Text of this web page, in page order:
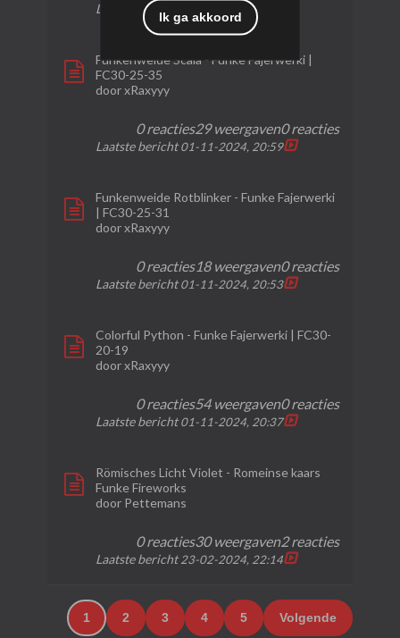
Laatste bericht 01-11-2024, 21:01
Funkenweide Scala - Funke Fajerwerki |
FC30-25-35
doorxRaxyyy
0 reacties29 weergaven0 reacties
Laatste bericht 01-11-2024, 20:59
Funkenweide Rotblinker - Funke Fajerwerki
| FC30-25-31
doorxRaxyyy
0 reacties18 weergaven0 reacties
Laatste bericht 01-11-2024, 20:53
Colorful Python - Funke Fajerwerki | FC30-
20-19
doorxRaxyyy
0 reacties54 weergaven0 reacties
Laatste bericht 01-11-2024, 20:37
Römisches Licht Violet - Romeinse kaars
Funke Fireworks
door Pettemans
0 reacties30 weergaven2 reacties
Laatste bericht 23-02-2024, 22:14
1 2 3 4 5 Volgende
Ik ga akkoord